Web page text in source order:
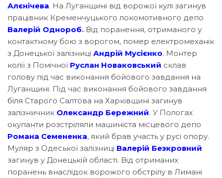
Алєнічева. На Луганщині від ворожої кулі загинув
працівник Кременчуцького локомотивного депо
Валерій Однороб. Від поранення, отриманого у
контактному бою з ворогом, помер електромеханік
з Донецької залізниці Андрій Мусієнко. Монтер
колії з Помічної Руслан Новаковський склав
голову під час виконання бойового завдання на
Луганщині. Під час виконання бойового завдання
біля Старого Салтова на Харківщині загинув
залізничник Олександр Бережний. У Пологах
окупанти розстріляли машиніста місцевого депо
Романа Семененка, який брав участь у русі опору.
Муляр з Одеської залізниці Валерій Безкровний
загинув у Донецькій області. Від отриманих
поранень внаслідок ворожого обстрілу в Лимані